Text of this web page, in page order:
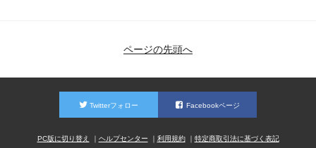
ページの先頭へ
Twitterフォロー Facebookページ
PC版に切り替え ヘルプセンター 利用規約 特定商取引法に基づく表記